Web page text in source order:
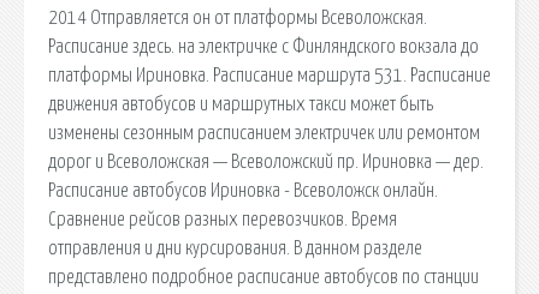
2014 Отправляется он от платформы Всеволожская.
Расписание здесь. на электричке с Финляндского вокзала до
платформы Ириновка. Расписание маршрута 531. Расписание
движения автобусов и маршрутных такси может быть
изменены сезонным расписанием электричек или ремонтом
дорог и Всеволожская — Всеволожский пр. Ириновка — дер.
Расписание автобусов Ириновка - Всеволожск онлайн.
Сравнение рейсов разных перевозчиков. Время
отправления и дни курсирования. В данном разделе
представлено подробное расписание автобусов по станции